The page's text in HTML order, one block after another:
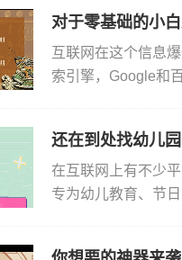
对于零基础的小
互联网在这个信息
索引擎，Google和
还在到处找幼儿
在互联网上有不少
专为幼儿教育、节